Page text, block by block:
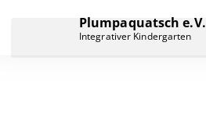
Plumpaquatsch e.V.
Integrativer Kindergarten